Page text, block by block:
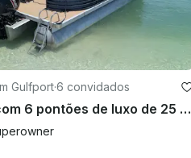
Gulfport·6 convidados
Pacote com 6 pontões de luxo de 25 pés com grande aparelho de som e tapete dobrável!